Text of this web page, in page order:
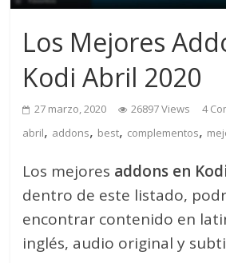
Los Mejores
Kodi Abril 2020
27 marzo, 2020 26897 Views 4
abril, addons, best, complementos,
Los mejores addons en
dentro de este listado,
encontrar contenido en
inglés, audio original y